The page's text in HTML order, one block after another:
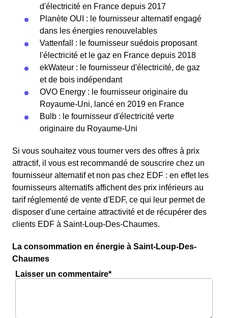
d'électricité en France depuis 2017
Planète OUI : le fournisseur alternatif engagé
dans les énergies renouvelables
Vattenfall : le fournisseur suédois proposant
l'électricité et le gaz en France depuis 2018
ekWateur : le fournisseur d'électricité, de gaz
et de bois indépendant
OVO Energy : le fournisseur originaire du
Royaume-Uni, lancé en 2019 en France
Bulb : le fournisseur d'électricité verte
originaire du Royaume-Uni
Si vous souhaitez vous tourner vers des offres à prix
attractif, il vous est recommandé de souscrire chez un
fournisseur alternatif et non pas chez EDF : en effet les
fournisseurs alternatifs affichent des prix inférieurs au
tarif réglementé de vente d'EDF, ce qui leur permet de
disposer d'une certaine attractivité et de récupérer des
clients EDF à Saint-Loup-Des-Chaumes.
La consommation en énergie à Saint-Loup-Des-
Chaumes
Laisser un commentaire*